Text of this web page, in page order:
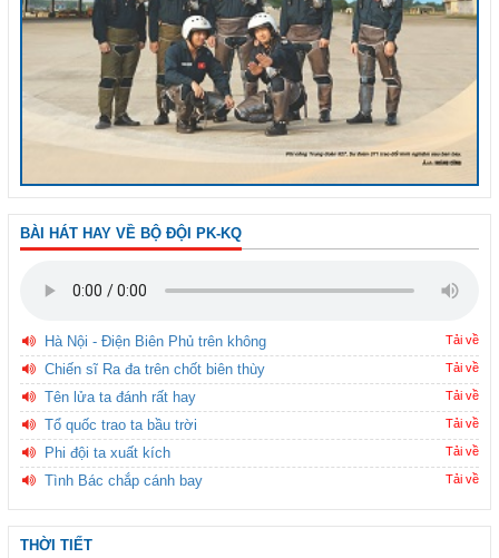
BÀI HÁT HAY VỀ BỘ ĐỘI PK-KQ
Hà Nội - Điện Biên Phủ trên không Tải về
Chiến sĩ Ra đa trên chốt biên thùy Tải về
Tên lửa ta đánh rất hay Tải về
Tổ quốc trao ta bầu trời Tải về
Phi đội ta xuất kích Tải về
Tình Bác chắp cánh bay Tải về
THỜI TIẾT